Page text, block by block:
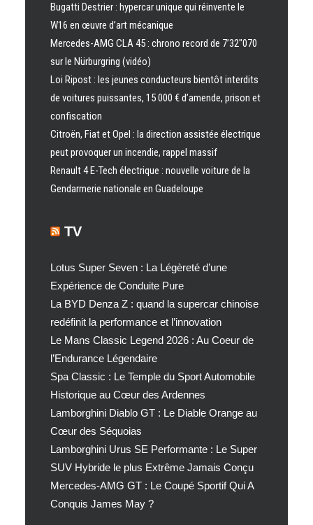
Bugatti Destrier : hypercar unique qui réinvente le
W16 en œuvre d’art mécanique
Mercedes-AMG CLA 45 : chrono record de 7’32″070
sur le Nürburgring (vidéo)
Loi Ripost : les jeunes conducteurs bientôt interdits
de voitures puissantes, 15 000 € d’amende, prison et
confiscation
Citroën, Fiat et Opel : la direction assistée électrique
peut provoquer un incendie, rappel massif
Renault 4 E-Tech électrique : nouvelle voiture de la
Gendarmerie nationale en Guadeloupe
TV
Lotus Super Seven : La Légèreté d’une
Expérience de Conduite Pure
La BYD Denza Z : quand la supercar chinoise
redéfinit la performance et l’innovation
Le Mans Classic Legend 2026 : Au Coeur de
l’Endurance Légendaire
Spa Classic : Le Temple du Sport Automobile
Historique au Cœur des Ardennes
Lamborghini Diablo GT : Le Diable Orange au
Cœur des Séquoias
Lamborghini Urus SE Performante : Le Super
SUV Hybride le plus Extrême Jamais Conçu
Mercedes-AMG GT : Le Coupé Sportif Qui A
Conquis James May ?